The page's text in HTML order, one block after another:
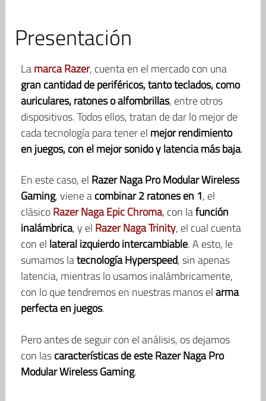
Presentación
Lamarca Razer, cuenta en el mercado con una
gran cantidad de periféricos, tanto teclados, como
auriculares, ratones o alfombrillas, entre otros
dispositivos. Todos ellos, tratan de dar lo mejor de
cada tecnología para tener el mejor rendimiento
en juegos, con el mejor sonido y latencia más baja.
En este caso, el Razer Naga Pro Modular Wireless
Gaming, viene acombinar 2 ratones en 1, el
clásicoRazer Naga Epic Chroma, con lafunción
inalámbrica, y el Razer Naga Trinity, el cual cuenta
con el lateral izquierdo intercambiable. A esto, le
sumamos latecnología Hyperspeed, sin apenas
latencia, mientras lo usamos inalámbricamente,
con lo que tendremos en nuestras manos elarma
perfecta en juegos.
Pero antes de seguir con el análisis, os dejamos
con lascaracterísticas de este Razer Naga Pro
Modular Wireless Gaming.